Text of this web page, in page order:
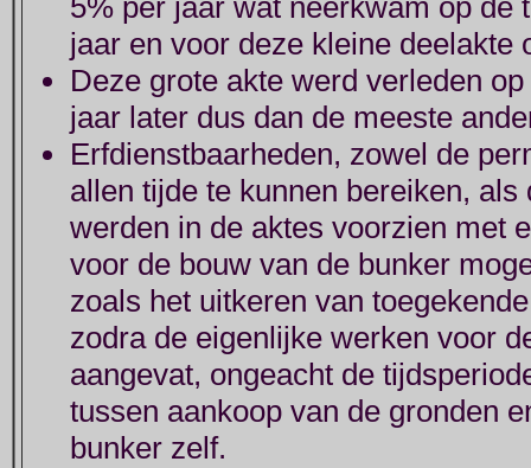
5% per jaar wat neerkwam op de
jaar en voor deze kleine deelakte
Deze grote akte werd verleden
jaar later dus dan de meeste
Erfdienstbaarheden, zowel de
allen tijde te kunnen bereiken,
werden in de aktes voorzien met
voor de bouw van de bunker
zoals het uitkeren van
zodra de eigenlijke werken voor
aangevat, ongeacht de
tussen aankoop van de gronden
bunker zelf.